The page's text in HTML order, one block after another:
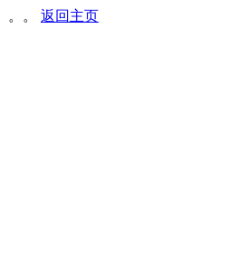
。。 返回主页